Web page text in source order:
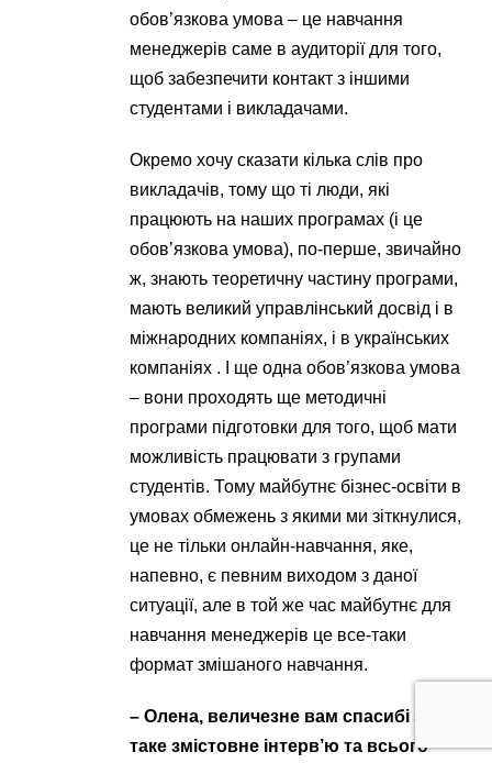
обов’язкова умова – це навчання
менеджерів саме в аудиторії для того,
щоб забезпечити контакт з іншими
студентами і викладачами.
Окремо хочу сказати кілька слів про
викладачів, тому що ті люди, які
працюють на наших програмах (і це
обов’язкова умова), по-перше, звичайно
ж, знають теоретичну частину програми,
мають великий управлінський досвід і в
міжнародних компаніях, і в українських
компаніях . І ще одна обов’язкова умова
– вони проходять ще методичні
програми підготовки для того, щоб мати
можливість працювати з групами
студентів. Тому майбутнє бізнес-освіти в
умовах обмежень з якими ми зіткнулися,
це не тільки онлайн-навчання, яке,
напевно, є певним виходом з даної
ситуації, але в той же час майбутнє для
навчання менеджерів це все-таки
формат змішаного навчання.
– Олена, величезне вам спасибі за
таке змістовне інтерв’ю та всього